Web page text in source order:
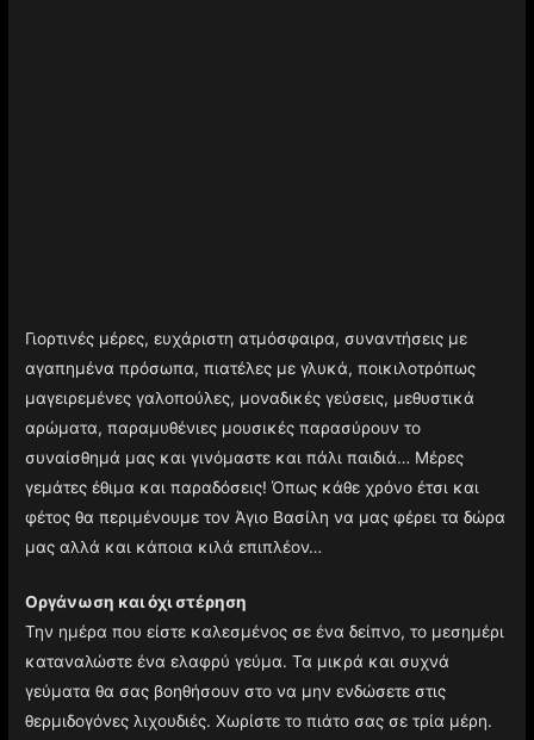
Γιορτινές μέρες, ευχάριστη ατμόσφαιρα, συναντήσεις με
αγαπημένα πρόσωπα, πιατέλες με γλυκά, ποικιλοτρόπως
μαγειρεμένες γαλοπούλες, μοναδικές γεύσεις, μεθυστικά
αρώματα, παραμυθένιες μουσικές παρασύρουν το
συναίσθημά μας και γινόμαστε και πάλι παιδιά… Μέρες
γεμάτες έθιμα και παραδόσεις! Όπως κάθε χρόνο έτσι και
φέτος θα περιμένουμε τον Άγιο Βασίλη να μας φέρει τα δώρα
μας αλλά και κάποια κιλά επιπλέον…
Οργάνωση και όχι στέρηση
Την ημέρα που είστε καλεσμένος σε ένα δείπνο, το μεσημέρι
καταναλώστε ένα ελαφρύ γεύμα. Τα μικρά και συχνά
γεύματα θα σας βοηθήσουν στο να μην ενδώσετε στις
θερμιδογόνες λιχουδιές. Χωρίστε το πιάτο σας σε τρία μέρη.